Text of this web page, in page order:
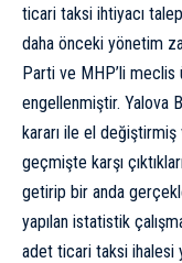
ticari taksi ihtiyacı
daha önceki yönetim
Parti ve MHP’li meclis
engellenmiştir. Yalova
kararı ile el değiştirmiş
geçmişte karşı
getirip bir anda
yapılan istatistik
adet ticari taksi ihalesi